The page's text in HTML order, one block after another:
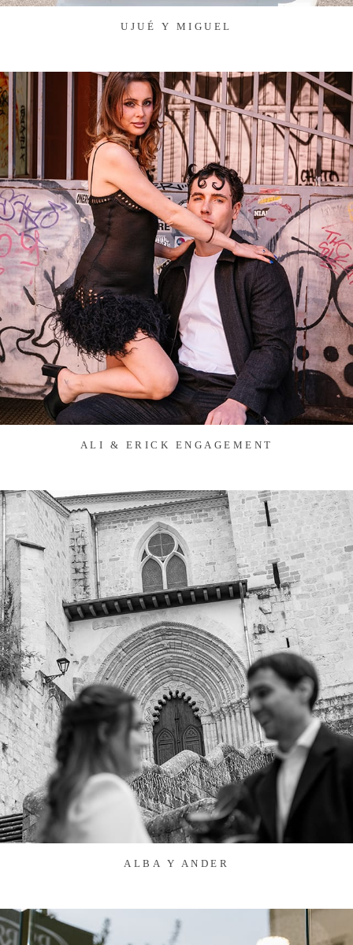
UJUÉ Y MIGUEL
ALI & ERICK ENGAGEMENT
ALBA Y ANDER